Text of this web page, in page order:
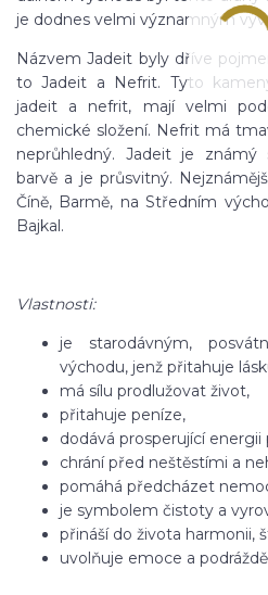
je dodnes velmi významným
Názvem Jadeit byly dříve
to Jadeit a Nefrit. Tyto
jadeit a nefrit, mají velmi
chemické složení. Nefrit má
neprůhledný. Jadeit je známý
barvě a je průsvitný.
Číně, Barmě, na Středním
Bajkal.
Vlastnosti:
je starodávným,
východu, jenž přitahuje
má sílu prodlužovat život,
přitahuje peníze,
dodává prosperující
chrání před neštěstími a
pomáhá předcházet
je symbolem čistoty a
přináší do života harmonii,
uvolňuje emoce a